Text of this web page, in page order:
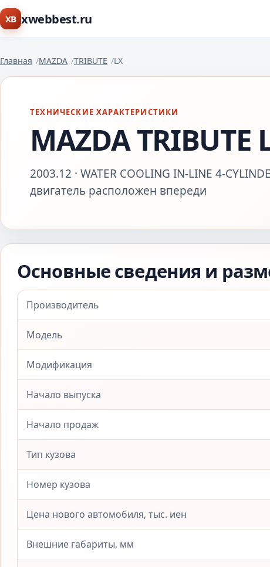
XB xwebbest.ru
Главная MAZDA TRIBUTE LX
ТЕХНИЧЕСКИЕ ХАРАКТЕРИСТИКИ
MAZDA TRIBUTE
2003.12 · WATER COOLING IN-LINE 4-
двигатель расположен впереди
Основные сведения и
Производитель
Модель
Модификация
Начало выпуска
Начало продаж
Тип кузова
Номер кузова
Цена нового автомобиля, тыс. иен
Внешние габариты, мм